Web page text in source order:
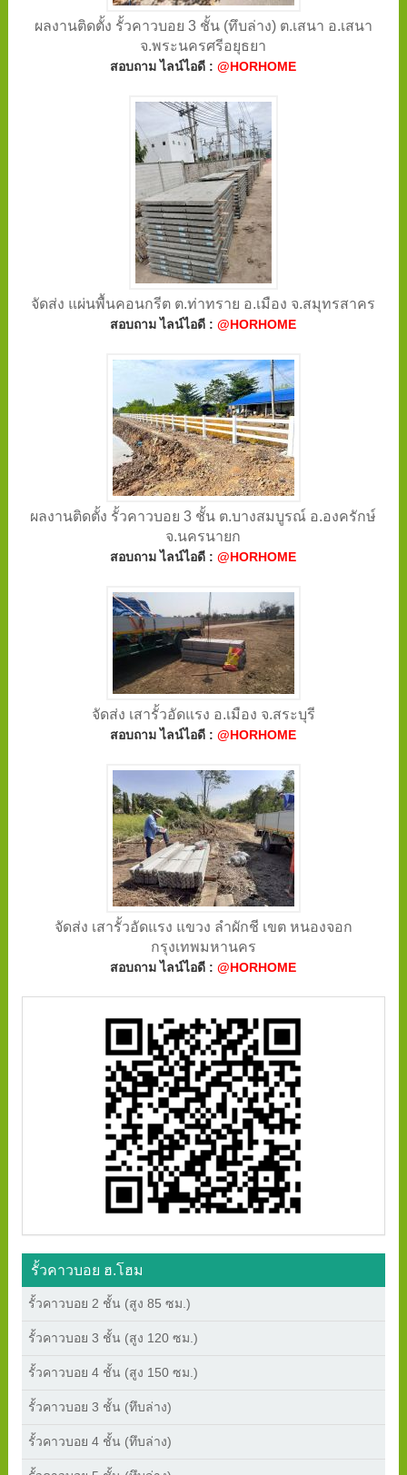
ผลงานติดตั้ง รั้วคาวบอย 3 ชั้น (ทึบล่าง) ต.เสนา อ.เสนา
จ.พระนครศรีอยุธยา
สอบถาม ไลน์ไอดี :@HORHOME
จัดส่ง แผ่นพื้นคอนกรีต ต.ท่าทราย อ.เมือง จ.สมุทรสาคร
สอบถาม ไลน์ไอดี :@HORHOME
ผลงานติดตั้ง รั้วคาวบอย 3 ชั้น ต.บางสมบูรณ์ อ.องครักษ์
จ.นครนายก
สอบถาม ไลน์ไอดี :@HORHOME
จัดส่ง เสารั้วอัดแรง อ.เมือง จ.สระบุรี
สอบถาม ไลน์ไอดี :@HORHOME
จัดส่ง เสารั้วอัดแรง แขวง ลำผักชี เขต หนองจอก
กรุงเทพมหานคร
สอบถาม ไลน์ไอดี :@HORHOME
รั้วคาวบอย ฮ.โฮม
รั้วคาวบอย 2 ชั้น (สูง 85 ซม.)
รั้วคาวบอย 3 ชั้น (สูง 120 ซม.)
รั้วคาวบอย 4 ชั้น (สูง 150 ซม.)
รั้วคาวบอย 3 ชั้น (ทึบล่าง)
รั้วคาวบอย 4 ชั้น (ทึบล่าง)